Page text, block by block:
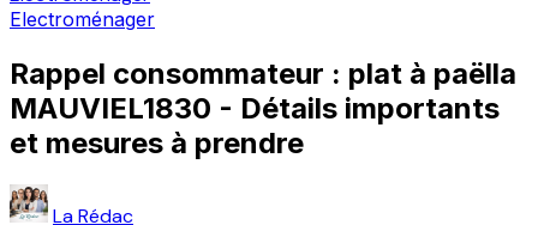
Electroménager
Rappel consommateur : plat à paëlla
MAUVIEL1830 - Détails importants
et mesures à prendre
La Rédac